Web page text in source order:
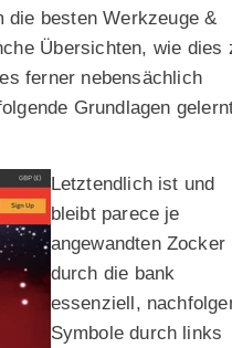
die besten Werkzeuge &
Übersichten, wie dies
ferner nebensächlich
Grundlagen
Letztendlich ist und
bleibt parece je
angewandten Zocker
durch die bank
essenziell,
Symbole durch links